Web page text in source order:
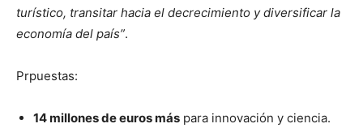
turístico, transitar hacia el decrecimiento y diversificar la
economía del país”.
Prpuestas:
14 millones de euros más para innovación y ciencia.